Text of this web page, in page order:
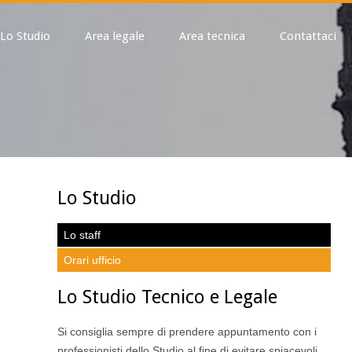
Lo Studio Area legale Area tecnica Contattaci
Lo Studio
Lo staff
Orari ufficio
Lo Studio Tecnico e Legale
Si consiglia sempre di prendere appuntamento con i